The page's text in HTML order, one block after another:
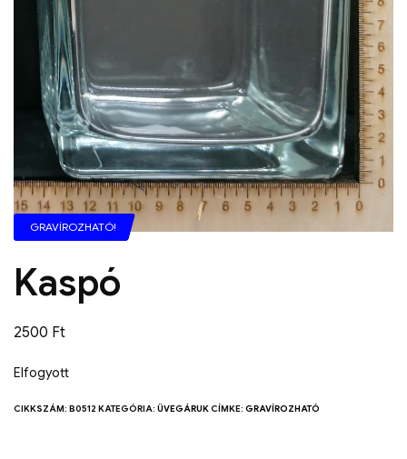
GRAVÍROZHATÓ!
Kaspó
2500 Ft
Elfogyott
CIKKSZÁM: B0512 KATEGÓRIA: ÜVEGÁRUKCÍMKE: GRAVÍROZHATÓ